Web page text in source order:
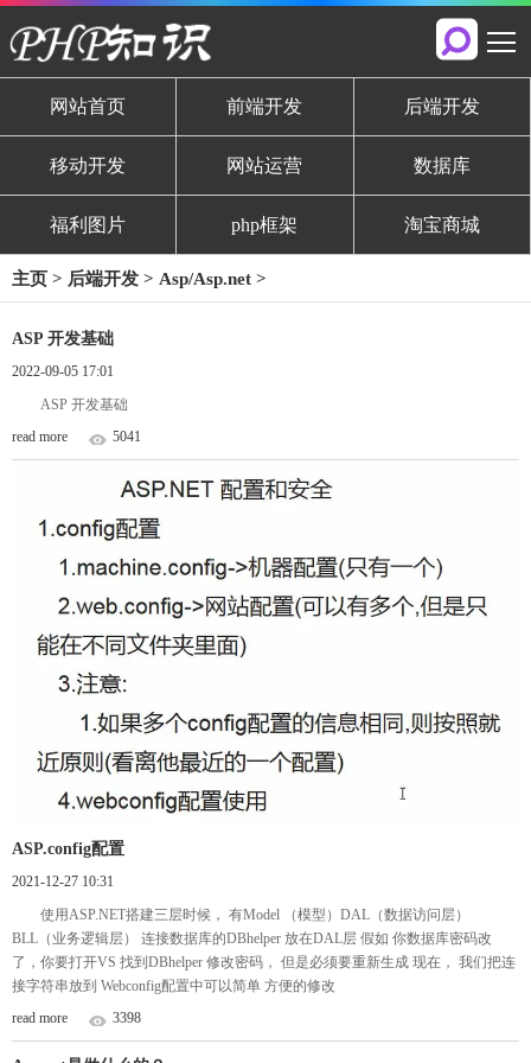
网站首页 前端开发 后端开发
移动开发 网站运营 数据库
福利图片 php框架 淘宝商城
主页 > 后端开发 > Asp/Asp.net >
ASP 开发基础
2022-09-05 17:01
ASP 开发基础
read more
5041
ASP.config配置
2021-12-27 10:31
使用ASP.NET搭建三层时候， 有Model （模型）DAL（数据访问层）
BLL（业务逻辑层） 连接数据库的DBhelper 放在DAL层 假如 你数据库密码改
了，你要打开VS 找到DBhelper 修改密码， 但是必须要重新生成 现在， 我们把连
接字符串放到 Webconfig配置中可以简单 方便的修改
read more
3398